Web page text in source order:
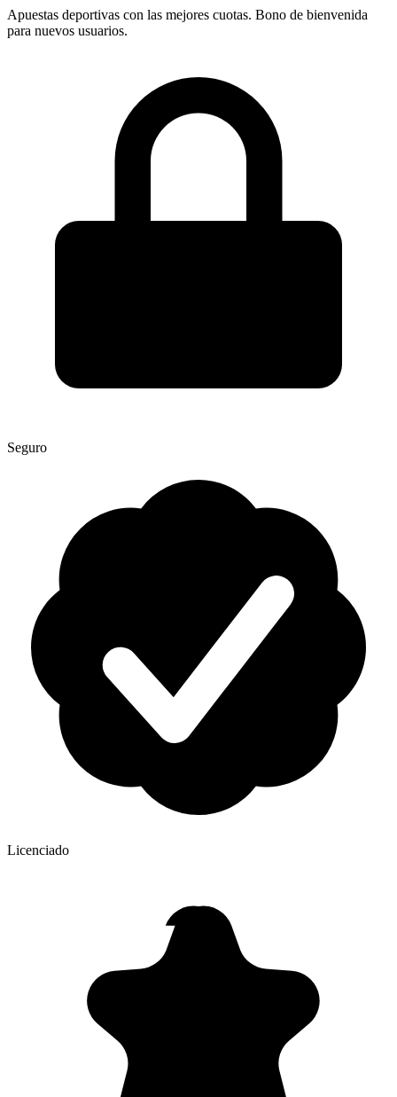
Apuestas deportivas con las mejores cuotas. Bono de bienvenida
para nuevos usuarios.
Seguro
Licenciado